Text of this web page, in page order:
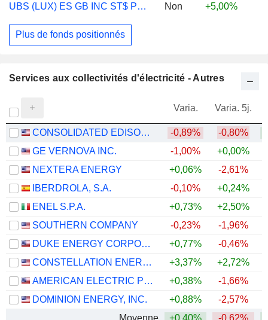
UBS (LUX) ES GB INC ST$ P-ACC
Non +5,00%
Plus de fonds positionnés
Services aux collectivités d'électricité - Autres
Varia. Varia. 5j.
CONSOLIDATED EDISON, INC. -0,89% -0,80%
GE VERNOVA INC.
-1,00% +0,00%
NEXTERA ENERGY
+0,06% -2,61%
IBERDROLA, S.A.
-0,10% +0,24%
ENEL S.P.A.
+0,73% +2,50%
SOUTHERN COMPANY
-0,23% -1,96%
DUKE ENERGY CORPORATION
+0,77% -0,46%
CONSTELLATION ENERGY CORPORATION
+3,37% +2,72%
AMERICAN ELECTRIC POWER COMPANY, INC.
+0,38% -1,66%
DOMINION ENERGY, INC.
+0,88% -2,57%
Moyenne
+0,40% -0,62%